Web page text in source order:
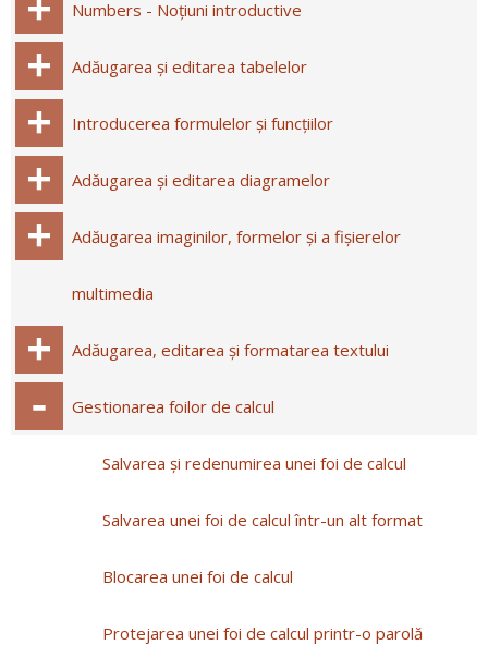
Numbers - Noțiuni introductive
Adăugarea și editarea tabelelor
Introducerea formulelor și funcțiilor
Adăugarea și editarea diagramelor
Adăugarea imaginilor, formelor și a fișierelor
multimedia
Adăugarea, editarea și formatarea textului
Gestionarea foilor de calcul
Salvarea și redenumirea unei foi de calcul
Salvarea unei foi de calcul într-un alt format
Blocarea unei foi de calcul
Protejarea unei foi de calcul printr-o parolă